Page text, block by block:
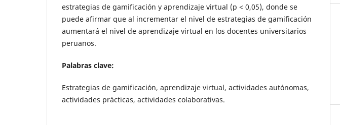
estrategias de gamificación y aprendizaje virtual (p < 0,05), donde se
puede afirmar que al incrementar el nivel de estrategias de gamificación
aumentará el nivel de aprendizaje virtual en los docentes universitarios
peruanos.
Palabras clave:
Estrategias de gamificación, aprendizaje virtual, actividades autónomas,
actividades prácticas, actividades colaborativas.